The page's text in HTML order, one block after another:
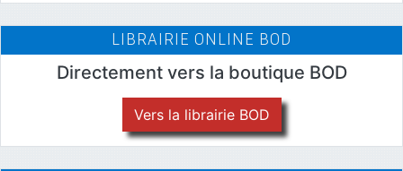
LIBRAIRIE ONLINE BOD
Directement vers la boutique BOD
Vers la librairie BOD